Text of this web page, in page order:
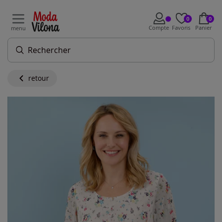
menu Compte
0
Favoris
0
Panier
retour